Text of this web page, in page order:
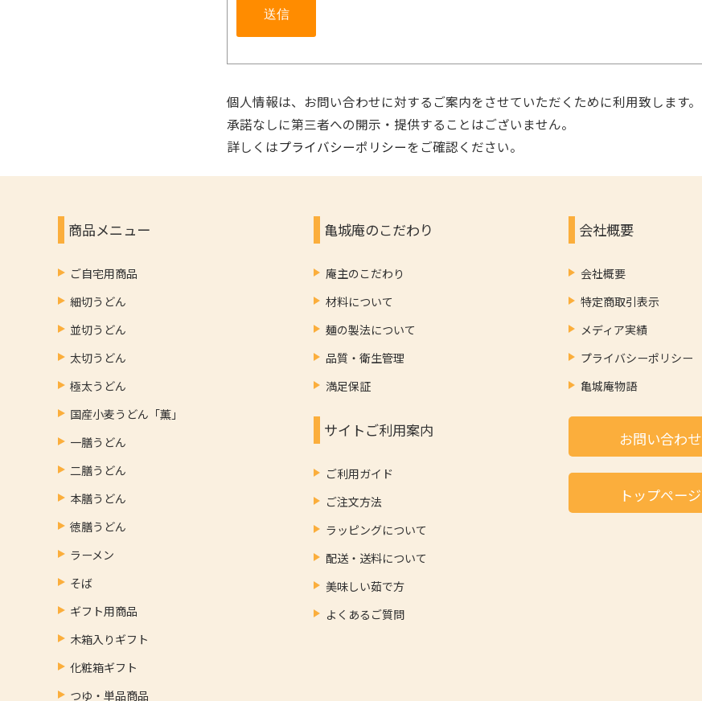
個人情報は、お問い合わせに対するご案内をさせていただくために利用致します。
承諾なしに第三者への開示・提供することはございません。
詳しくはプライバシーポリシーをご確認ください。
商品メニュー
ご自宅用商品
細切うどん
並切うどん
太切うどん
極太うどん
国産小麦うどん「薫」
一膳うどん
二膳うどん
本膳うどん
徳膳うどん
ラーメン
そば
ギフト用商品
木箱入りギフト
化粧箱ギフト
つゆ・単品商品
亀城庵のこだわり
庵主のこだわり
材料について
麺の製法について
品質・衛生管理
満足保証
サイトご利用案内
ご利用ガイド
ご注文方法
ラッピングについて
配送・送料について
美味しい茹で方
よくあるご質問
会社概要
会社概要
特定商取引表示
メディア実績
プライバシーポリシー
亀城庵物語
お問い合わせ
トップページ